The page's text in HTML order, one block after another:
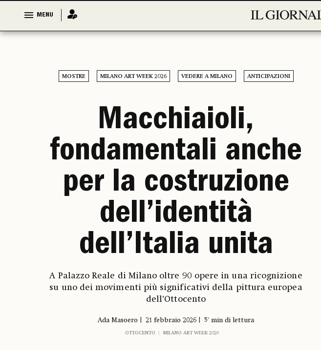
MENU
MENU
MOSTRE MILANO ART WEEK 2026 VEDERE A MILANO ANTICIPAZIONI
Macchiaioli,
fondamentali anche
per la costruzione
dell’identità
dell’Italia unita
A Palazzo Reale di Milano oltre 90 opere in una ricognizione
su uno dei movimenti più significativi della pittura europea
dell’Ottocento
Ada Masoero 21 febbraio 2026 5' min di lettura
OTTOCENTO MILANO ART WEEK 2026